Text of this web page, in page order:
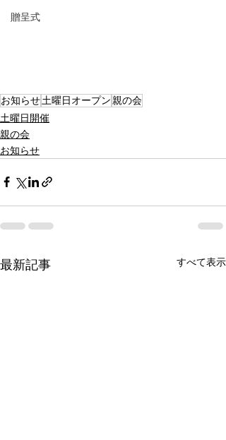
贈呈式
お知らせ土曜日オープン親の会
土曜日開催
親の会
お知らせ
最新記事 すべて表示